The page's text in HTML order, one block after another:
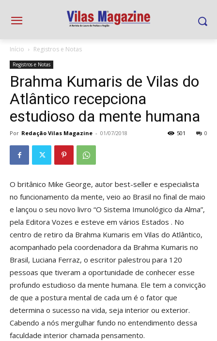
Início Registros e Notas
Registros e Notas
Brahma Kumaris de Vilas do
Atlântico recepciona
estudioso da mente humana
Por Redação Vilas Magazine - 01/07/2018 0
501
O britânico Mike George, autor best-seller e especialista
no funcionamento da mente, veio ao Brasil no final de maio
e lançou o seu novo livro “O Sistema Imunológico da Alma”,
pela Editora Vozes e esteve em vários Estados . No
centro de retiro da Brahma Kumaris em Vilas do Atlântico,
acompanhado pela coordenadora da Brahma Kumaris no
Brasil, Luciana Ferraz, o escritor palestrou para 120
pessoas que tiveram a oportunidade de conhecer esse
profundo estudioso da mente humana. Ele tem a convicção
de que a postura mental de cada um é o fator que
determina o sucesso na vida, seja interior ou exterior.
Cabendo a nós mergulhar fundo no entendimento dessa
faculdade interior chamada pensamento.